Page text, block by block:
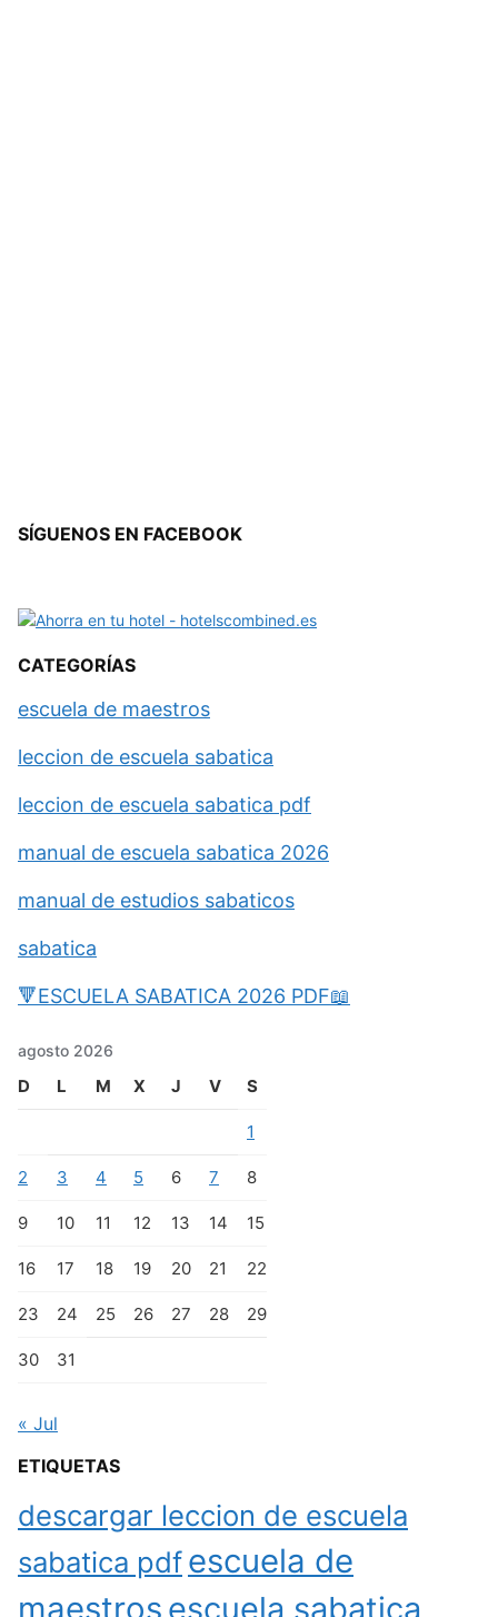
SÍGUENOS EN FACEBOOK
CATEGORÍAS
escuela de maestros
leccion de escuela sabatica
leccion de escuela sabatica pdf
manual de escuela sabatica 2026
manual de estudios sabaticos
sabatica
🔻ESCUELA SABATICA 2026 PDF📖
agosto 2026
D L M X J V S
1
2 3 4 5 6 7 8
9 10 11 12 13 14 15
16 17 18 19 20 21 22
23 24 25 26 27 28 29
30 31
« Jul
ETIQUETAS
descargar leccion de escuela
sabatica pdfescuela de
maestros escuela sabatica